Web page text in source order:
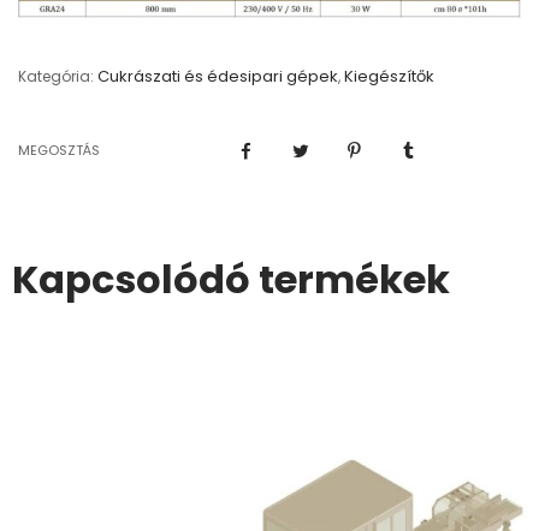
Kategória: Cukrászati és édesipari gépek,Kiegészítők
MEGOSZTÁS
Kapcsolódó termékek